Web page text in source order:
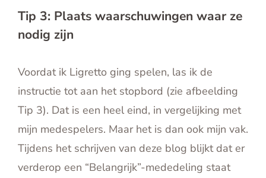
Tip 3: Plaats waarschuwingen waar ze
nodig zijn
Voordat ik Ligretto ging spelen, las ik de
instructie tot aan het stopbord (zie afbeelding
Tip 3). Dat is een heel eind, in vergelijking met
mijn medespelers. Maar het is dan ook mijn vak.
Tijdens het schrijven van deze blog blijkt dat er
verderop een “Belangrijk”-mededeling staat